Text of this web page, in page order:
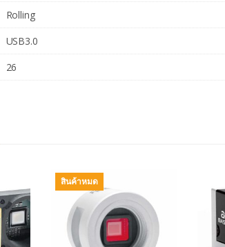
Rolling
USB3.0
26
สินค้าหมด